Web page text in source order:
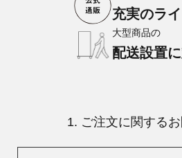
充実のラ
大型商品の
配送設置
1. ご注文に関する